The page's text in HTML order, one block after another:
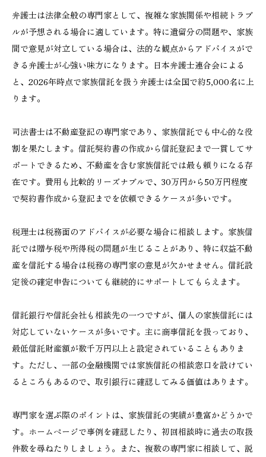
弁護士は法律全般の専門家として、複雑な家族関係や相続トラブ
ルが予想される場合に適しています。特に遺留分の問題や、家族
間で意見が対立している場合は、法的な観点からアドバイスがで
きる弁護士が心強い味方になります。日本弁護士連合会による
と、2026年時点で家族信託を扱う弁護士は全国で約5,000名に上
ります。
司法書士は不動産登記の専門家であり、家族信託でも中心的な役
割を果たします。信託契約書の作成から信託登記まで一貫してサ
ポートできるため、不動産を含む家族信託では最も頼りになる存
在です。費用も比較的リーズナブルで、30万円から50万円程度
で契約書作成から登記までを依頼できるケースが多いです。
税理士は税務面のアドバイスが必要な場合に相談します。家族信
託では贈与税や所得税の問題が生じることがあり、特に収益不動
産を信託する場合は税務の専門家の意見が欠かせません。信託設
定後の確定申告についても継続的にサポートしてもらえます。
信託銀行や信託会社も相談先の一つですが、個人の家族信託には
対応していないケースが多いです。主に商事信託を扱っており、
最低信託財産額が数千万円以上と設定されていることもありま
す。ただし、一部の金融機関では家族信託の相談窓口を設けてい
るところもあるので、取引銀行に確認してみる価値はあります。
専門家を選ぶ際のポイントは、家族信託の実績が豊富かどうかで
す。ホームページで事例を確認したり、初回相談時に過去の取扱
件数を尋ねたりしましょう。また、複数の専門家に相談して、説